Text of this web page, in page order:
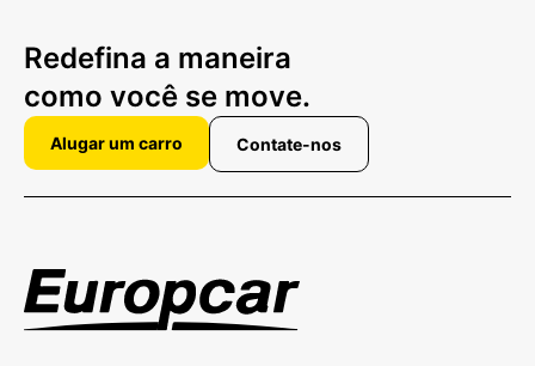
Redefina a maneira
como você se move.
Alugar um carro Contate-nos